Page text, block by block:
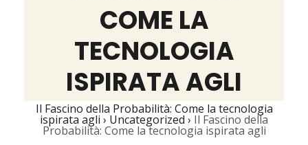
COME LA
TECNOLOGIA
ISPIRATA AGLI
Il Fascino della Probabilità: Come la tecnologia
ispirata agli › Uncategorized › Il Fascino della
Probabilità: Come la tecnologia ispirata agli